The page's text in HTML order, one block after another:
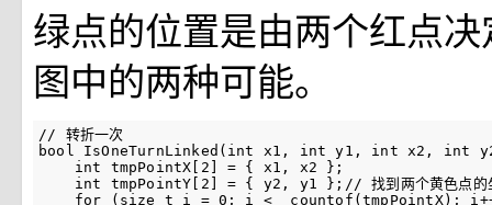
绿点的位置是由两个红点
图中的两种可能。
// 转折一次
bool IsOneTurnLinked(int x1, int y1, int x2, int
    int tmpPointX[2] = { x1, x2 };
int tmpPointY[2] = { y2, y1 };// 找到两个黄色点的
for (size_t i = 0; i < _countof(tmpPointX);